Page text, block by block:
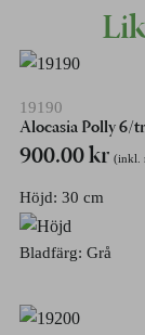
19190
Alocasia Polly 6/
900.00kr (inkl.
Höjd: 30 cm
Bladfärg: Grå